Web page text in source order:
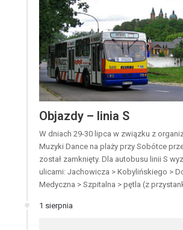
Objazdy – linia S
W dniach 29-30 lipca w związku z
Muzyki Dance na plaży przy Sobótce
został zamknięty. Dla autobusu linii S
ulicami: Jachowicza > Kobylińskiego >
Medyczna > Szpitalna > pętla (z
1 sierpnia